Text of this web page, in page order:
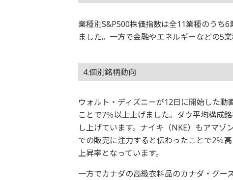
業種別S&P500株価指数は全11業種のうち
ました。一方で金融やエネルギーなどの5業
4.個別銘柄動向
ウォルト・ディズニーが12日に開始した
ことで7％以上上げました。ダウ平均構成
し上げています。ナイキ（NKE）もアマ
での販売に注力すると伝わったことで2％
上昇率となっています。
一方でカナダの高級衣料品のカナダ・グー